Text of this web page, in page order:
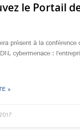
le Portail de
présent à la conférence
cybermenace :
»